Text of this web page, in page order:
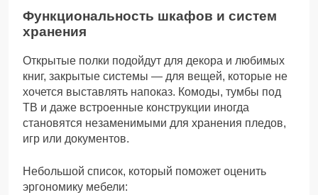
Функциональность шкафов и систем
хранения
Открытые полки подойдут для декора и любимых
книг, закрытые системы — для вещей, которые не
хочется выставлять напоказ. Комоды, тумбы под
ТВ и даже встроенные конструкции иногда
становятся незаменимыми для хранения пледов,
игр или документов.
Небольшой список, который поможет оценить
эргономику мебели: